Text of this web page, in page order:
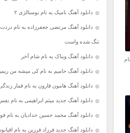
دانلود آهنگ نامیک به نام نوستالژی ۲
دانلود آهنگ مرتضی جعفرزاده به نام
تنگ شده واست
دانلود آهنگ ویناک به نام شام آخر
دانلود آهنگ حامیم به نام کی میشه من
دانلود آهنگ هامون قارون به نام قمار
دانلود آهنگ جدید میثم ابراهیمی به نام
دانلود آهنگ محمد حسین حدادیان به نام
دانلود آهنگ جدید فرزاد فرزین به نام